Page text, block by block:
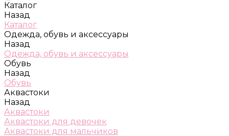
Каталог
Назад
Каталог
Одежда, обувь и аксессуары
Назад
Одежда, обувь и аксессуары
Обувь
Назад
Обувь
Аквастоки
Назад
Аквастоки
Аквастоки для девочек
Аквастоки для мальчиков